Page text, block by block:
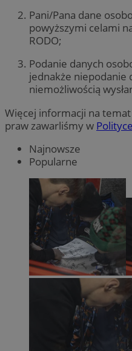
Pani/Pana dane
powyższymi celami
RODO;
Podanie danych
jednakże niepodanie
niemożliwością
Więcej informacji na temat
praw zawarliśmy w
Najnowsze
Popularne